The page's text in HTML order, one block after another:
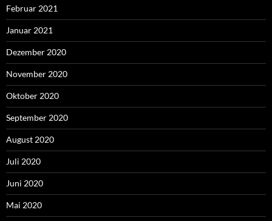
Februar 2021
Januar 2021
Dezember 2020
November 2020
Oktober 2020
September 2020
August 2020
Juli 2020
Juni 2020
Mai 2020